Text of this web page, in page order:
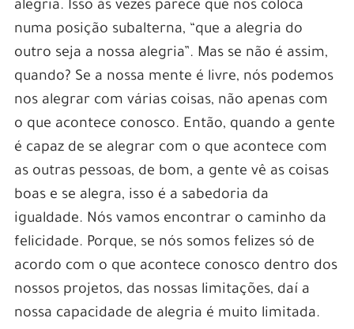
alegria. Isso às vezes parece que nos coloca
numa posição subalterna, “que a alegria do
outro seja a nossa alegria”. Mas se não é assim,
quando? Se a nossa mente é livre, nós podemos
nos alegrar com várias coisas, não apenas com
o que acontece conosco. Então, quando a gente
é capaz de se alegrar com o que acontece com
as outras pessoas, de bom, a gente vê as coisas
boas e se alegra, isso é a sabedoria da
igualdade. Nós vamos encontrar o caminho da
felicidade. Porque, se nós somos felizes só de
acordo com o que acontece conosco dentro dos
nossos projetos, das nossas limitações, daí a
nossa capacidade de alegria é muito limitada.